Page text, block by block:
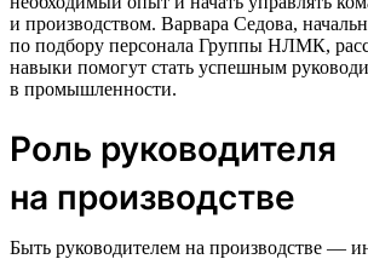
и производством. Варвара Седова,
по подбору персонала Группы НЛМК,
навыки помогут стать успешным
в промышленности.
Роль руководителя
на производстве
Быть руководителем на производстве —